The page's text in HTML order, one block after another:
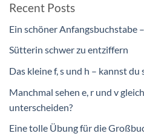
Recent Posts
Ein schöner Anfangsbuchstabe
Sütterin schwer zu entziffern
Das kleine f, s und h – kannst
Manchmal sehen e, r und v
unterscheiden?
Eine tolle Übung für die